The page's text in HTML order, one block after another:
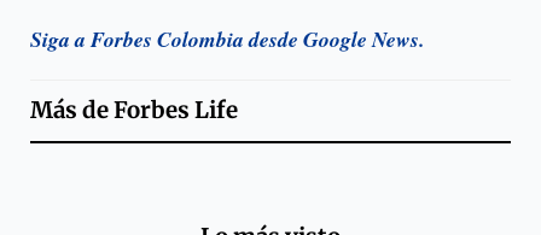
Siga a Forbes Colombia desde Google News.
Más deForbes Life